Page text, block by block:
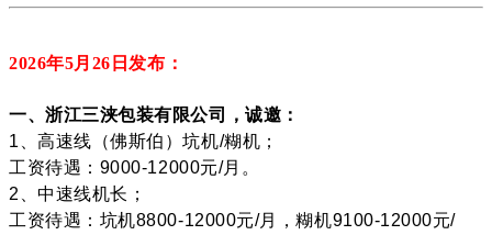
2026年5月26 日发布：
一、浙江三浃包装有限公司，诚邀：
1、高速线（佛斯伯）坑机/糊机；
工资待遇：9000-12000元/月。
2、中速线机长；
工资待遇：坑机8800-12000元/月，糊机9100-12000元/